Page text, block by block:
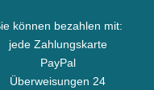
können bezahlen mit:
jede Zahlungskarte
PayPal
Überweisungen 24